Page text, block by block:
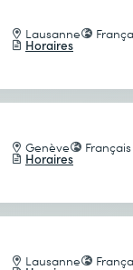
Lausanne
Horaires
Genève Français
Horaires
Lausanne